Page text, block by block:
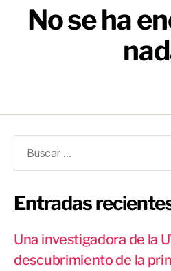
No se ha
Entradas
Una investigadora de la
descubrimiento de la